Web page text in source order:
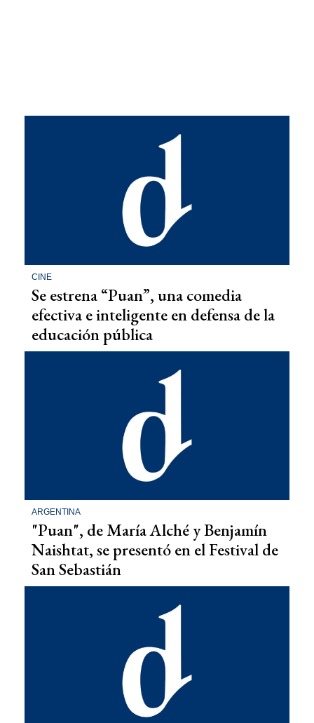
CINE
Se estrena “Puan”, una comedia
efectiva e inteligente en defensa de la
educación pública
ARGENTINA
"Puan", de María Alché y Benjamín
Naishtat, se presentó en el Festival de
San Sebastián